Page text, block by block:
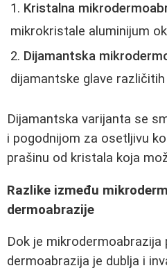
Kristalna
mikrokristale aluminijum
Dijamantska
dijamantske glave
Dijamantska varijanta se
i pogodnijom za osetljivu
prašinu od kristala koja
Razlike između
dermoabrazije
Dok je
dermoabrazija je dublja i